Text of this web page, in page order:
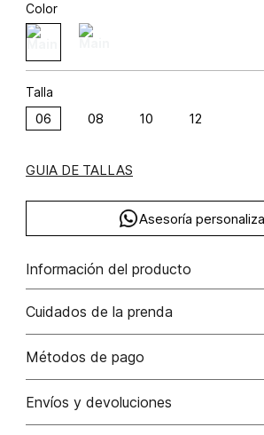
Color
Talla
06 08 10 12
GUIA DE TALLAS
Asesoría
Información del producto
Blazer botones frontales poliéster 85%
poliéster/polyester15.00% poliamida/
Cuidados de la prenda
Lavado profesional en seco los tonos
No lavar
Métodos de pago
Tarjetas de crédito: Visa, Dinners, Master
Envíos y devoluciones